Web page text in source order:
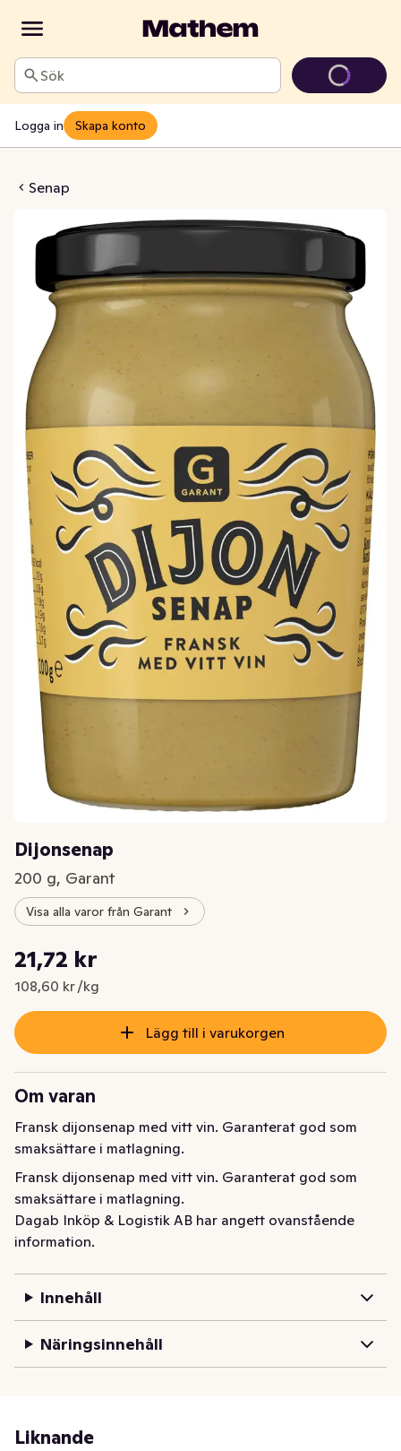
Sök
Logga in Skapa konto
Senap
Dijonsenap
200 g, Garant
Visa alla varor från Garant
Nuvarande pris är: 21,72 kr
21,72 kr
108,60 kr /kg
Styckpris: 108,60 kr /kg
Lägg till i varukorgen
Om varan
Fransk dijonsenap med vitt vin. Garanterat god som
smaksättare i matlagning.
Fransk dijonsenap med vitt vin. Garanterat god som
smaksättare i matlagning.
Dagab Inköp & Logistik AB har angett ovanstående
information.
Innehåll
Näringsinnehåll
Liknande